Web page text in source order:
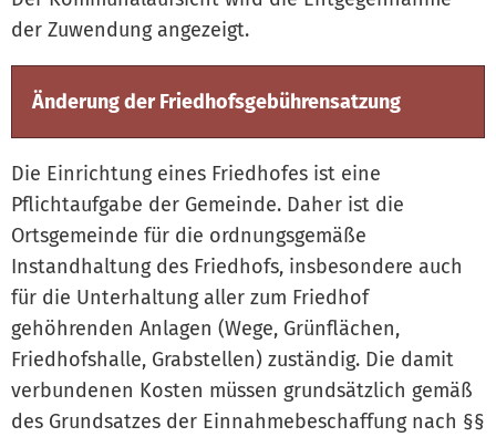
der Zuwendung angezeigt.
Änderung der Friedhofsgebührensatzung
Die Einrichtung eines Friedhofes ist eine
Pflichtaufgabe der Gemeinde. Daher ist die
Ortsgemeinde für die ordnungsgemäße
Instandhaltung des Friedhofs, insbesondere auch
für die Unterhaltung aller zum Friedhof
gehöhrenden Anlagen (Wege, Grünflächen,
Friedhofshalle, Grabstellen) zuständig. Die damit
verbundenen Kosten müssen grundsätzlich gemäß
des Grundsatzes der Einnahmebeschaffung nach §§